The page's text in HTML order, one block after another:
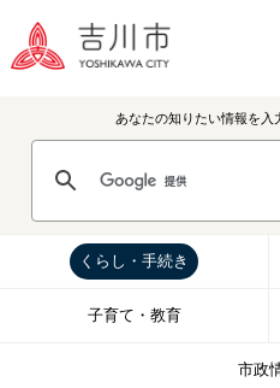
あなたの知りたい情報を入
くらし・手続き
子育て・教育
市政